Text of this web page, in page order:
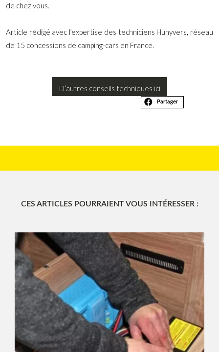
de chez vous.
Article rédigé avec l’expertise des techniciens Hunyvers, réseau
de 15 concessions de camping-cars en France.
D’autres conseils techniques ici
Partager
CES ARTICLES POURRAIENT VOUS INTÉRESSER :